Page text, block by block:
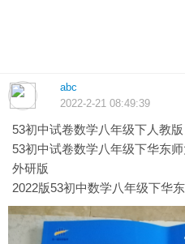
abc
2022-2-21 08:49:39
53初中试卷数学八年级下人教版
53初中试卷数学八年级下华东
外研版
2022版53初中数学八年级下华